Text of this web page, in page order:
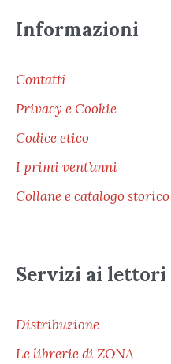
Informazioni
Contatti
Privacy e Cookie
Codice etico
I primi vent’anni
Collane e catalogo storico
Servizi ai lettori
Distribuzione
Le librerie di ZONA